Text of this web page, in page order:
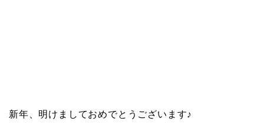
新年、明けましておめでとうございます♪